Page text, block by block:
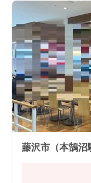
藤沢市（本鵠沼